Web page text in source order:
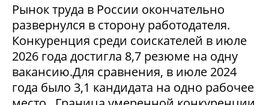
Рынок труда в России окончательно
развернулся в сторону работодателя.
Конкуренция среди соискателей в июле
2026 года достигла 8,7 резюме на одну
вакансию.Для сравнения, в июле 2024
года было 3,1 кандидата на одно рабочее